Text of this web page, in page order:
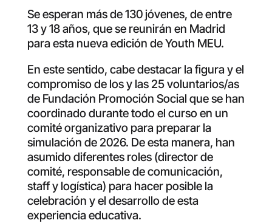
Se esperan más de 130 jóvenes, de entre
13 y 18 años, que se reunirán en Madrid
para esta nueva edición de Youth MEU.
En este sentido, cabe destacar la figura y el
compromiso de los y las 25 voluntarios/as
de Fundación Promoción Social que se han
coordinado durante todo el curso en un
comité organizativo para preparar la
simulación de 2026. De esta manera, han
asumido diferentes roles (director de
comité, responsable de comunicación,
staff y logística) para hacer posible la
celebración y el desarrollo de esta
experiencia educativa.